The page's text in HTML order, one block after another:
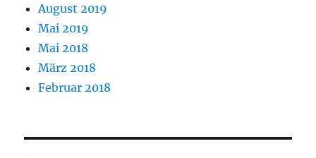
August 2019
Mai 2019
Mai 2018
März 2018
Februar 2018